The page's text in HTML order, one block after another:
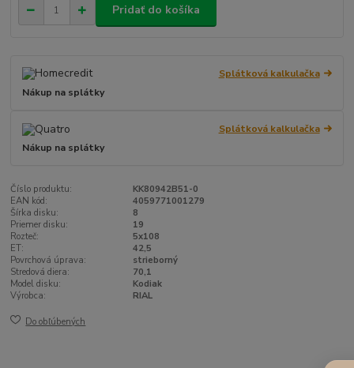
Pridať do košíka
Splátková kalkulačka
Nákup na splátky
Splátková kalkulačka
Nákup na splátky
Číslo produktu:
KK80942B51-0
EAN kód:
4059771001279
Šírka disku:
8
Priemer disku:
19
Rozteč:
5x108
ET:
42,5
Povrchová úprava:
strieborný
Stredová diera:
70,1
Model disku:
Kodiak
Výrobca:
RIAL
Do obľúbených